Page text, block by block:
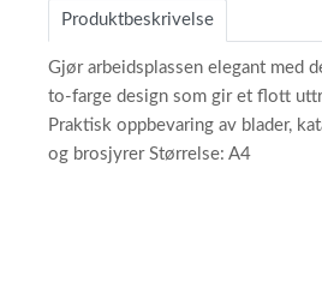
Produktbeskrivelse
Gjør arbeidsplassen elegant med
to-farge design som gir et flott
Praktisk oppbevaring av blader,
og brosjyrer Størrelse: A4